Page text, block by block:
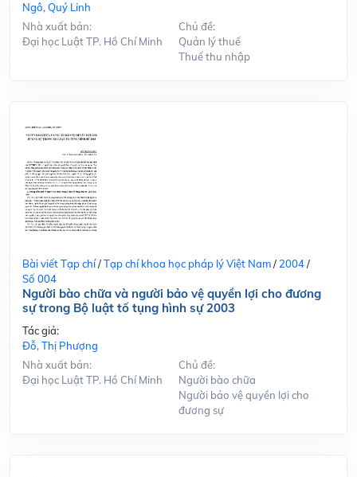
Ngô, Quý Linh
Nhà xuất bản:
Đại học Luật TP. Hồ Chí Minh
Chủ đề:
Quản lý thuế
Thuế thu nhập
Bài viết Tạp chí/Tạp chí khoa học pháp lý Việt Nam/ 2004/
Số 004
Người bào chữa và người bảo vệ quyền lợi cho đương
sự trong Bộ luật tố tụng hình sự 2003
Tác giả:
Đỗ, Thị Phượng
Nhà xuất bản:
Đại học Luật TP. Hồ Chí Minh
Chủ đề:
Người bào chữa
Người bảo vệ quyền lợi cho
đương sự